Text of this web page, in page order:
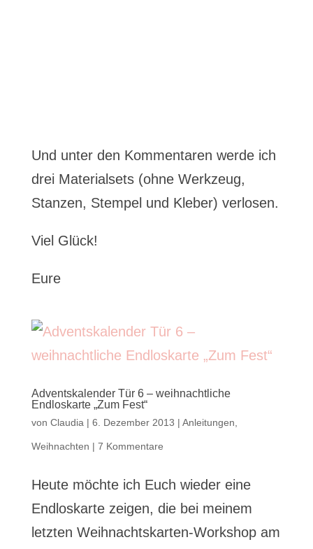
Und unter den Kommentaren werde ich
drei Materialsets (ohne Werkzeug,
Stanzen, Stempel und Kleber) verlosen.
Viel Glück!
Eure
Adventskalender Tür 6 – weihnachtliche
Endloskarte „Zum Fest“
von Claudia | 6. Dezember 2013 | Anleitungen
Weihnachten | 7 Kommentare
Heute möchte ich Euch wieder eine
Endloskarte zeigen, die bei meinem
letzten Weihnachtskarten-Workshop am